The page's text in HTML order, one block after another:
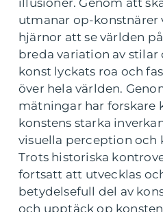
utmanar op-konstnärer
hjärnor att se världen
breda variation av
konst lyckats roa och
över hela världen.
mätningar har forskare
konstens starka
visuella perception och
Trots historiska
fortsatt att utvecklas
betydelsefull del av
och upptäck op